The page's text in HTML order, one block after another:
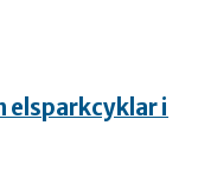
elsparkcyklar i